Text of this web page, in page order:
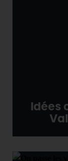
Idées